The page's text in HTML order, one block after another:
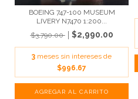
BOEING 747-100 MUSEUM
LIVERY N7470 1:200...
$3,790.00
$2,990.00
3 meses sin intereses de
$996.67